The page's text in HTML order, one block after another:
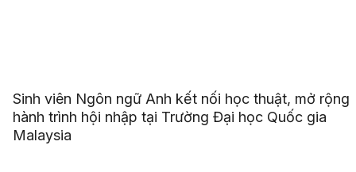
Sinh viên Ngôn ngữ Anh kết nối học thuật, mở rộng
hành trình hội nhập tại Trường Đại học Quốc gia
Malaysia